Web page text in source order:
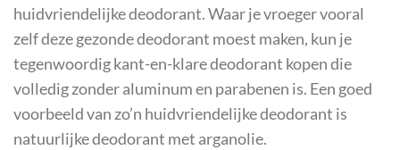
huidvriendelijke deodorant. Waar je vroeger vooral
zelf deze gezonde deodorant moest maken, kun je
tegenwoordig kant-en-klare deodorant kopen die
volledig zonder aluminum en parabenen is. Een goed
voorbeeld van zo’n huidvriendelijke deodorant is
natuurlijke deodorant met arganolie.